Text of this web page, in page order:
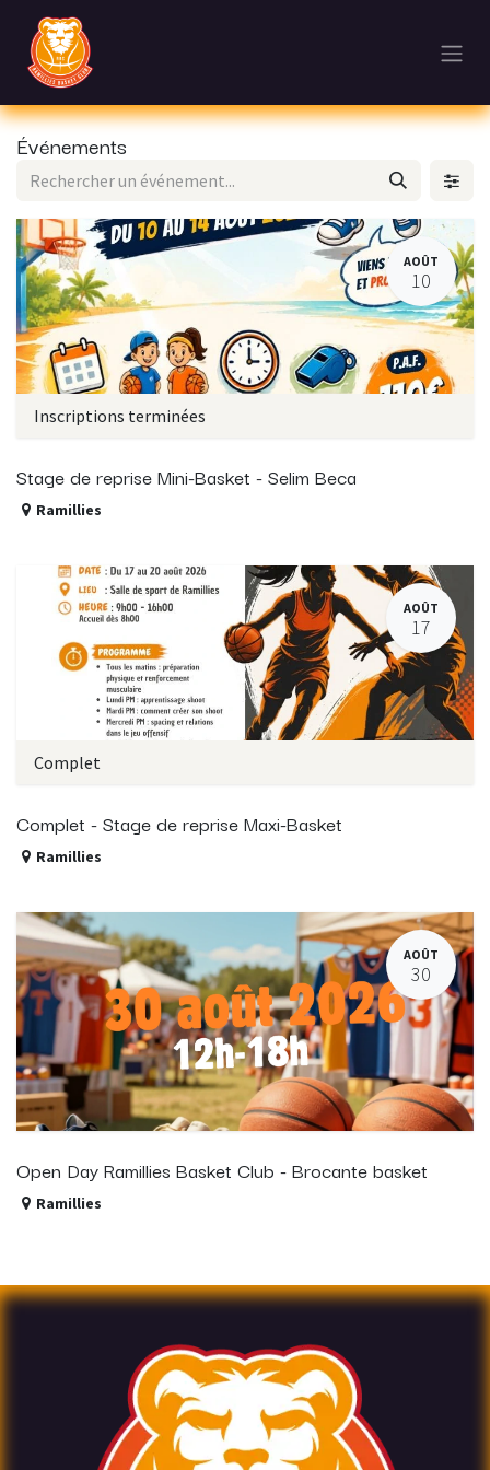
Se rendre au contenu
Événements
AOÛT
10
Inscriptions terminées
Stage de reprise Mini-Basket - Selim Beca
Ramillies
AOÛT
17
Complet
Complet - Stage de reprise Maxi-Basket
Ramillies
AOÛT
30
Open Day Ramillies Basket Club - Brocante basket
Ramillies